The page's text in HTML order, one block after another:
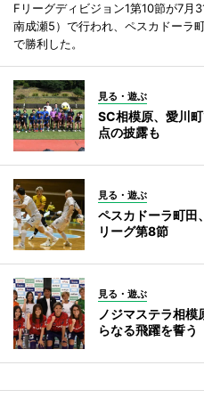
Fリーグディビジョン1第10節が7月
南成瀬5）で行われ、ペスカドーラ
で勝利した。
見る・遊ぶ
SC相模原、愛川
点の披露も
見る・遊ぶ
ペスカドーラ町
リーグ第8節
見る・遊ぶ
ノジマステラ相
らなる飛躍を誓う